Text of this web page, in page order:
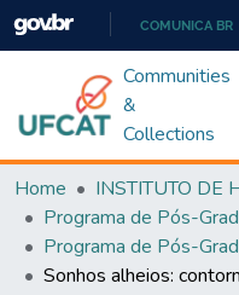
COMUNICA BR
Communities
&
Collections
Home